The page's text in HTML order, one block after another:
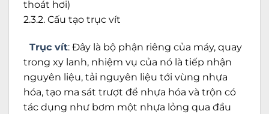
thoát hơi)
2.3.2. Cấu tạo trục vít
Trục vít: Đây là bộ phận riêng của máy, quay
trong xy lanh, nhiệm vụ của nó là tiếp nhận
nguyên liệu, tải nguyên liệu tới vùng nhựa
hóa, tạo ma sát trượt để nhựa hóa và trộn có
tác dụng như bơm một nhựa lỏng qua đầu